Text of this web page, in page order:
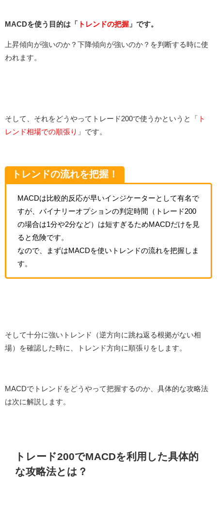
MACDを使う目的は「 トレンドの把握 」 です。
上昇傾向が強いのか？下降傾向が強いのか？を判断する時に使
われます。
そして、それをどうやってトレード200で使うかというと「
ト
レンド相場での順張り 」です。
トレンドの流れを把握！
MACDは比較的反応が早いインジケーターとして有名で
すが、バイナリーオプションの判定時間（トレード200
の場合は1分や2分など）は短すぎるためMACDだけを見
ると危険です。
なので、まずはMACDを使いトレンドの流れを把握しま
す。
そして十分に強いトレンド（逆方向に跳ね返る根拠がない相
場）を確認した時に、トレンド方向に順張りをします。
MACDでトレンドをどうやって把握するのか、具体的な攻略法
は次に解説します。
トレード200でMACDを利用した具体的
な攻略法とは？